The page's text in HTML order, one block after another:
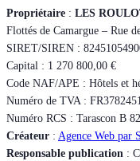
Propriétaire : LES
Flottés de Camargue – Rue
SIRET/SIREN :
Capital : 1 270 800,00 €
Code NAF/APE : Hôtels et
Numéro de TVA :
Numéro RCS : Tarascon B
Créateur : Agence Web par
Responsable publication :